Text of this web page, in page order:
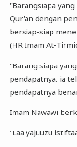
"Barangsiapa
Qur'an dengan
bersiap-siap
(HR Imam At-
"Barang siapa
pendapatnya, ia
pendapatnya
Imam Nawawi
"Laa yajuuzu